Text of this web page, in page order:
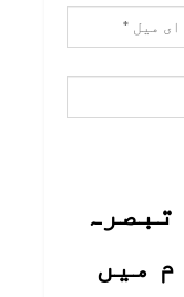
میں